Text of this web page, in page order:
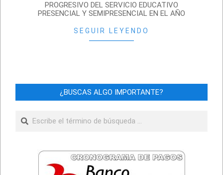
PROGRESIVO DEL SERVICIO EDUCATIVO
PRESENCIAL Y SEMIPRESENCIAL EN EL AÑO
SEGUIR LEYENDO
¿BUSCAS ALGO IMPORTANTE?
Buscar